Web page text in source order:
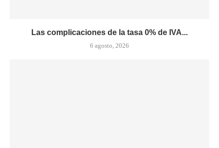
Las complicaciones de la tasa 0% de IVA...
6 agosto, 2026